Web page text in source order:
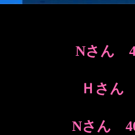
Nさん
Ｈさん
Nさん